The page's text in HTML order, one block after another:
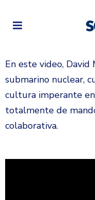
En este video,
submarino nuclear,
cultura imperante
totalmente de
colaborativa.